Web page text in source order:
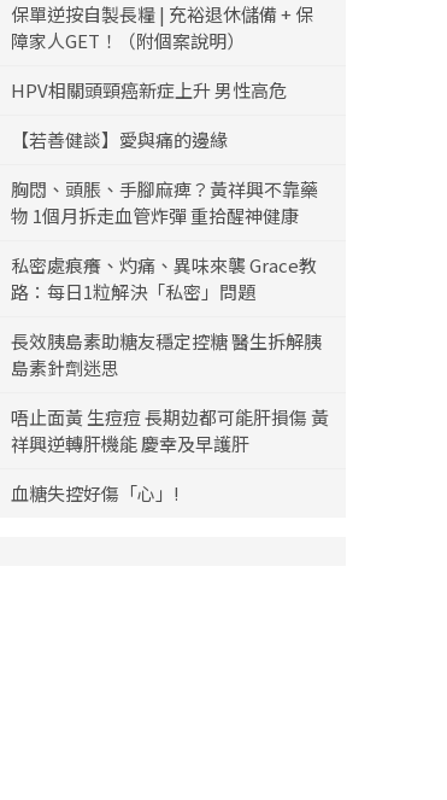
保單逆按自製長糧 | 充裕退休儲備 + 保
障家人GET！（附個案說明）
HPV相關頭頸癌新症上升 男性高危
【若善健談】愛與痛的邊緣
胸悶、頭脹、手腳麻痺？黃祥興不靠藥
物 1個月拆走血管炸彈 重拾醒神健康
私密處痕癢、灼痛、異味來襲 Grace教
路：每日1粒解決「私密」問題
長效胰島素助糖友穩定控糖 醫生拆解胰
島素針劑迷思
唔止面黃 生痘痘 長期攰都可能肝損傷 黃
祥興逆轉肝機能 慶幸及早護肝
血糖失控好傷「心」!